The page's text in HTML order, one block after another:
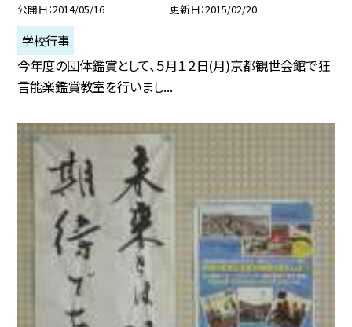
公開日 2014/05/16 更新日 2015/02/20
学校行事
今年度の団体鑑賞として、５月１２日(月)京都観世会館で狂
言能楽鑑賞教室を行いまし...